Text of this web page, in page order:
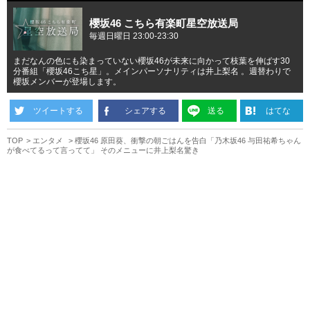
櫻坂46 こちら有楽町星空放送局
毎週日曜日 23:00-23:30
まだなんの色にも染まっていない櫻坂46が未来に向かって枝葉を伸ばす30
分番組「櫻坂46こち星」。メインパーソナリティは井上梨名 。週替わりで
櫻坂メンバーが登場します。
ツイートする シェアする 送る はてな
TOP エンタメ
櫻坂46 原田葵、衝撃の朝ごはんを告白「乃木坂46 与田祐希ちゃん
が食べてるって言ってて」 そのメニューに井上梨名驚き